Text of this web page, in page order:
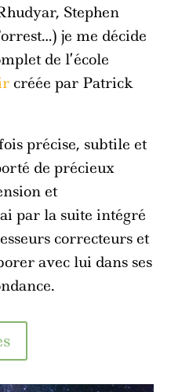
Stephen
je me décide
de l’école
créée par Patrick
précise, subtile et
de précieux
et
par la suite intégré
correcteurs et
avec lui dans ses